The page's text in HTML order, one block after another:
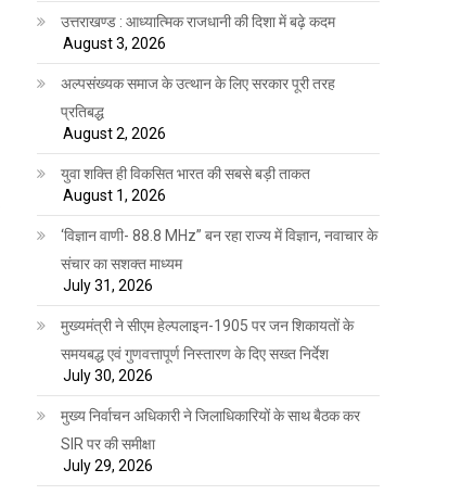
उत्तराखण्ड : आध्यात्मिक राजधानी की दिशा में बढ़े कदम
August 3, 2026
अल्पसंख्यक समाज के उत्थान के लिए सरकार पूरी तरह
प्रतिबद्ध
August 2, 2026
युवा शक्ति ही विकसित भारत की सबसे बड़ी ताकत
August 1, 2026
‘विज्ञान वाणी- 88.8 MHz” बन रहा राज्य में विज्ञान, नवाचार के
संचार का सशक्त माध्यम
July 31, 2026
मुख्यमंत्री ने सीएम हेल्पलाइन-1905 पर जन शिकायतों के
समयबद्ध एवं गुणवत्तापूर्ण निस्तारण के दिए सख्त निर्देश
July 30, 2026
मुख्य निर्वाचन अधिकारी ने जिलाधिकारियों के साथ बैठक कर
SIR पर की समीक्षा
July 29, 2026